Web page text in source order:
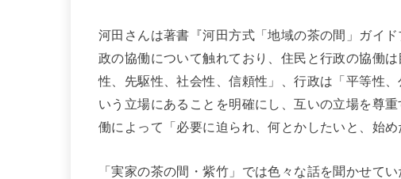
河田さんは著書『河田方式「地域の茶の間」ガイ
政の協働について触れており、住民と行政の協働
性、先駆性、社会性、信頼性」、行政は「平等性
いう立場にあることを明確にし、互いの立場を尊
働によって「必要に迫られ、何とかしたいと、始め
「実家の茶の間・紫竹」では色々な話を聞かせて